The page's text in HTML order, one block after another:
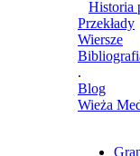
Historia
Przekłady
Wiersze
.
Blog
Wieża